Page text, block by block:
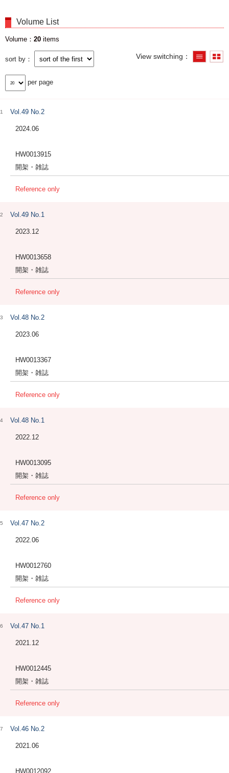
Volume List
Volume 20 items
sort by View switching
per page
1 Vol.49 No.2
2024.06
HW0013915
開架・雑誌
Reference only
2 Vol.49 No.1
2023.12
HW0013658
開架・雑誌
Reference only
3 Vol.48 No.2
2023.06
HW0013367
開架・雑誌
Reference only
4 Vol.48 No.1
2022.12
HW0013095
開架・雑誌
Reference only
5 Vol.47 No.2
2022.06
HW0012760
開架・雑誌
Reference only
6 Vol.47 No.1
2021.12
HW0012445
開架・雑誌
Reference only
7 Vol.46 No.2
2021.06
HW0012092